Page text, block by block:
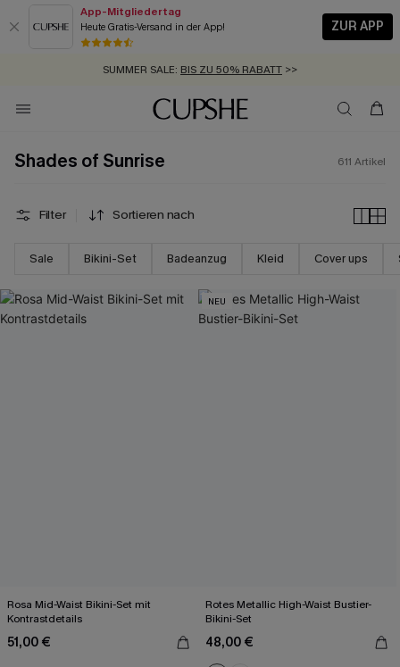
App-Mitgliedertag
Heute Gratis-Versand in der App! ZUR APP
GRATIS MASSBAND MIT JEDEM SCHNELLVERSAND-ARTIKEL >>
SUMMER SALE:
ZUM NEWSLETTER:BIS ZU -20% EXTRA ERHALTEN
KOSTENLOSER VERSAND AB 89 €
Shades of Sunrise 611 Artikel
Filter Sortieren nach
Sale Bikini-Set Badeanzug Kleid Cover ups
Rosa Mid-Waist Bikini-Set mit
Kontrastdetails
51,00 €
NEU
Rotes Metallic High-Waist Bustier-
Bikini-Set
48,00 €